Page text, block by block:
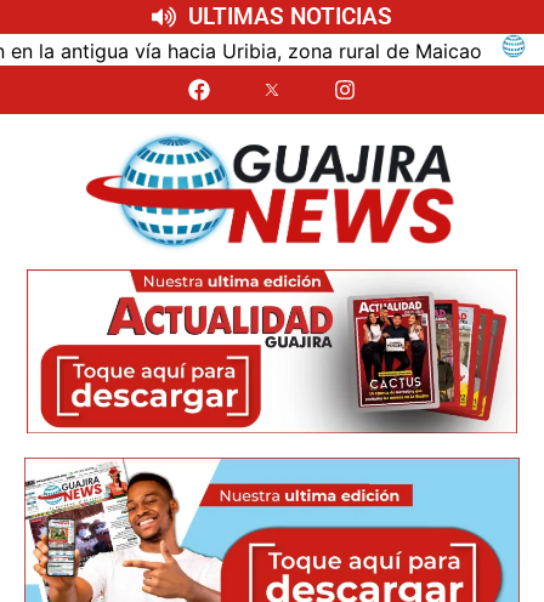
ULTIMAS NOTICIAS
antigua vía hacia Uribia, zona rural de Maicao